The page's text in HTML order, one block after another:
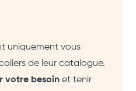
uniquement vous
de leur catalogue.
votre besoin et tenir